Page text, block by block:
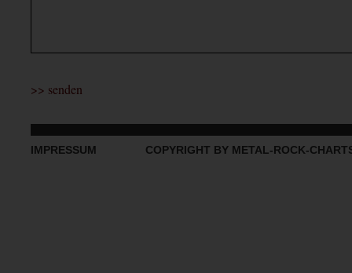
IMPRESSUM COPYRIGHT BY METAL-ROCK-